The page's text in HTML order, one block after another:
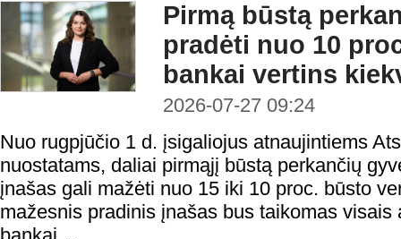
Pirmą būstą
pradėti nuo 10
bankai vertins
2026-07-27 09:24
Nuo rugpjūčio 1 d. įsigaliojus atnaujintiems
nuostatams, daliai pirmąjį būstą perkančių
įnašas gali mažėti nuo 15 iki 10 proc. būsto
mažesnis pradinis įnašas bus taikomas